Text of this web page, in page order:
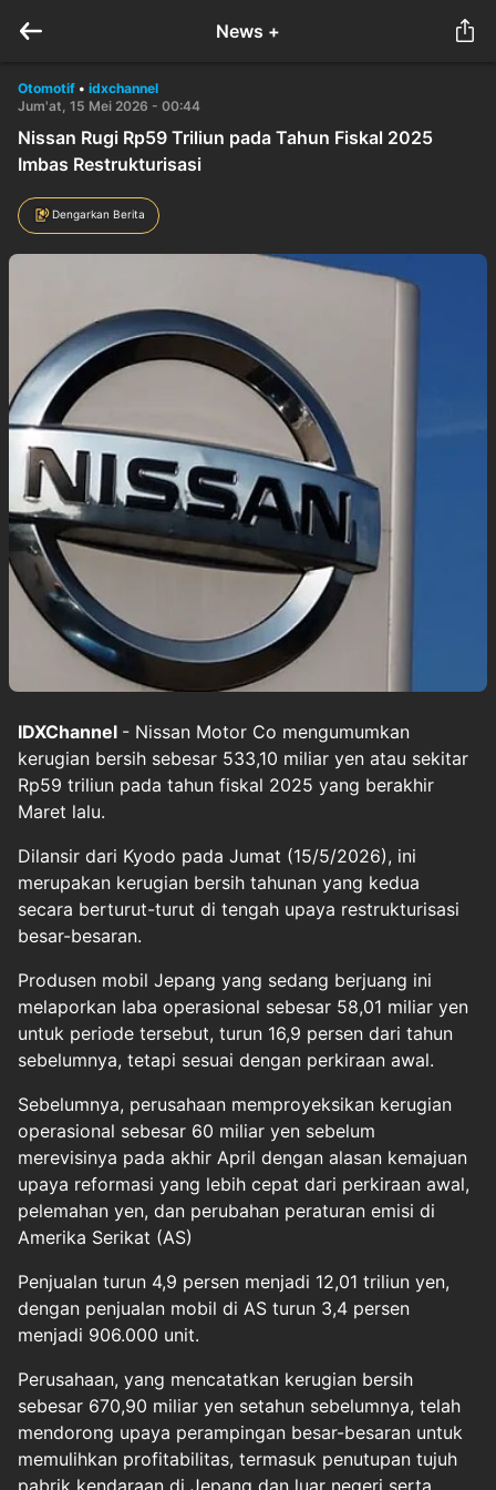
News +
Otomotif • idxchannel
Jum'at, 15 Mei 2026 - 00:44
Nissan Rugi Rp59 Triliun pada Tahun Fiskal 2025
Imbas Restrukturisasi
Dengarkan Berita
IDXChannel - Nissan Motor Co mengumumkan
kerugian bersih sebesar 533,10 miliar yen atau sekitar
Rp59 triliun pada tahun fiskal 2025 yang berakhir
Maret lalu.
Dilansir dari Kyodo pada Jumat (15/5/2026), ini
merupakan kerugian bersih tahunan yang kedua
secara berturut-turut di tengah upaya restrukturisasi
besar-besaran.
Produsen mobil Jepang yang sedang berjuang ini
melaporkan laba operasional sebesar 58,01 miliar yen
untuk periode tersebut, turun 16,9 persen dari tahun
sebelumnya, tetapi sesuai dengan perkiraan awal.
Sebelumnya, perusahaan memproyeksikan kerugian
operasional sebesar 60 miliar yen sebelum
merevisinya pada akhir April dengan alasan kemajuan
upaya reformasi yang lebih cepat dari perkiraan awal,
pelemahan yen, dan perubahan peraturan emisi di
Amerika Serikat (AS)
Penjualan turun 4,9 persen menjadi 12,01 triliun yen,
dengan penjualan mobil di AS turun 3,4 persen
menjadi 906.000 unit.
Perusahaan, yang mencatatkan kerugian bersih
sebesar 670,90 miliar yen setahun sebelumnya, telah
mendorong upaya perampingan besar-besaran untuk
memulihkan profitabilitas, termasuk penutupan tujuh
pabrik kendaraan di Jepang dan luar negeri serta